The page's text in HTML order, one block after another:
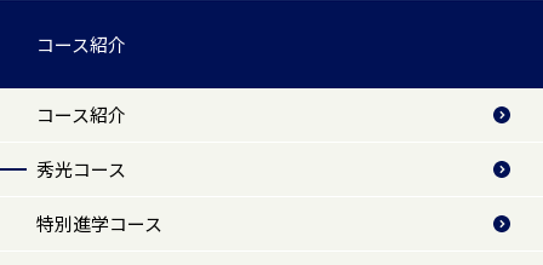
コース紹介
コース紹介
秀光コース
特別進学コース